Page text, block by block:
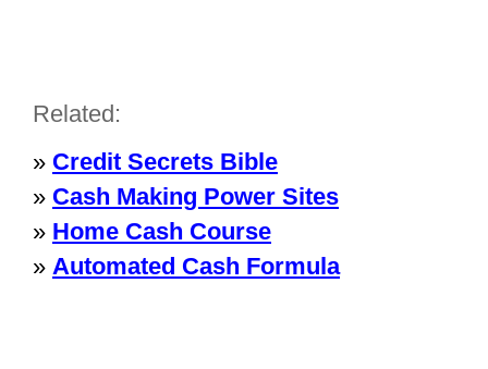
Related:
» Credit Secrets Bible
» Cash Making Power Sites
» Home Cash Course
» Automated Cash Formula